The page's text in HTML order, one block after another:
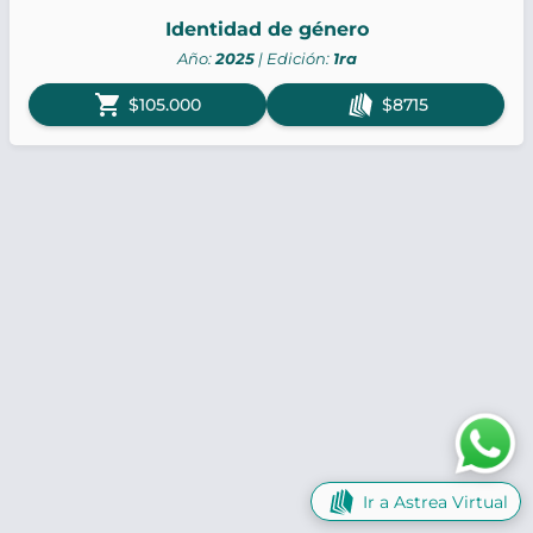
Identidad de género
Año:2025| Edición: 1ra
shopping_cart $105.000 $8715
Ir a Astrea Virtual